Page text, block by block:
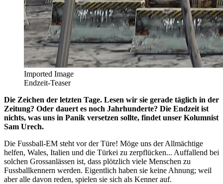
Imported Image
Endzeit-Teaser
Die Zeichen der letzten Tage. Lesen wir sie gerade täglich in der
Zeitung? Oder dauert es noch Jahrhunderte? Die Endzeit ist
nichts, was uns in Panik versetzen sollte, findet unser Kolumnist
Sam Urech.
Die Fussball-EM steht vor der Türe! Möge uns der Allmächtige
helfen, Wales, Italien und die Türkei zu zerpflücken... Auffallend bei
solchen Grossanlässen ist, dass plötzlich viele Menschen zu
Fussballkennern werden. Eigentlich haben sie keine Ahnung; weil
aber alle davon reden, spielen sie sich als Kenner auf.